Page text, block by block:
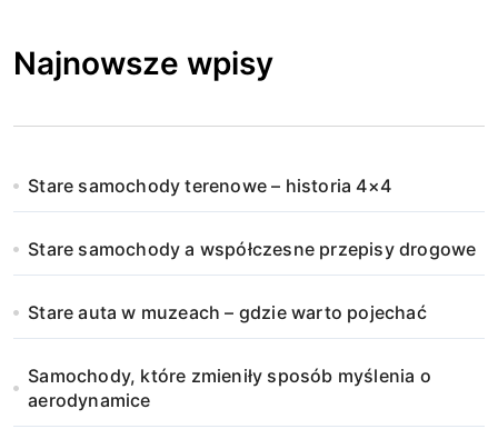
Najnowsze wpisy
Stare samochody terenowe – historia 4×4
Stare samochody a współczesne przepisy drogowe
Stare auta w muzeach – gdzie warto pojechać
Samochody, które zmieniły sposób myślenia o
aerodynamice